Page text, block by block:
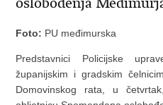
Foto: PU međimurska
Predstavnici Policijske
županijskim i gradskim
Domovinskog rata, u